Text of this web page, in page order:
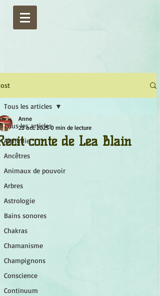
Tous les articles
Alchimie
Ancêtres
Animaux de pouvoir
Arbres
Astrologie
Bains sonores
Chakras
Chamanisme
Champignons
Conscience
Continuum
Tous les articles
conté de Léa Blain
Anne
22 oct. 2025 0 min de lecture